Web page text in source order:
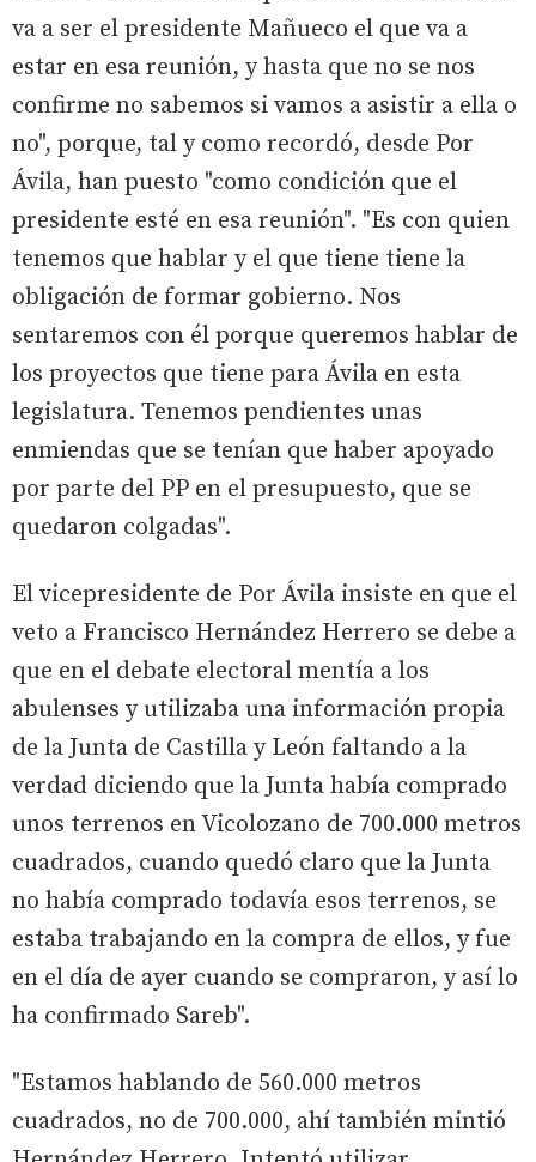
va a ser el presidente Mañueco el que va a
estar en esa reunión, y hasta que no se nos
confirme no sabemos si vamos a asistir a ella o
no", porque, tal y como recordó, desde Por
Ávila, han puesto "como condición que el
presidente esté en esa reunión". "Es con quien
tenemos que hablar y el que tiene tiene la
obligación de formar gobierno. Nos
sentaremos con él porque queremos hablar de
los proyectos que tiene para Ávila en esta
legislatura. Tenemos pendientes unas
enmiendas que se tenían que haber apoyado
por parte del PP en el presupuesto, que se
quedaron colgadas".
El vicepresidente de Por Ávila insiste en que el
veto a Francisco Hernández Herrero se debe a
que en el debate electoral mentía a los
abulenses y utilizaba una información propia
de la Junta de Castilla y León faltando a la
verdad diciendo que la Junta había comprado
unos terrenos en Vicolozano de 700.000 metros
cuadrados, cuando quedó claro que la Junta
no había comprado todavía esos terrenos, se
estaba trabajando en la compra de ellos, y fue
en el día de ayer cuando se compraron, y así lo
ha confirmado Sareb".
"Estamos hablando de 560.000 metros
cuadrados, no de 700.000, ahí también mintió